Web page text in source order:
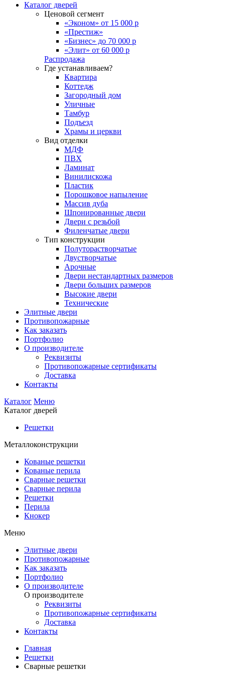
Каталог дверей
Ценовой сегмент
«Эконом» от 15 000 р
«Престиж»
«Бизнес» до 70 000 р
«Элит» от 60 000 р
Распродажа
Где устанавливаем?
Квартира
Коттедж
Загородный дом
Уличные
Тамбур
Подъезд
Храмы и церкви
Вид отделки
МДФ
ПВХ
Ламинат
Винилискожа
Пластик
Порошковое напыление
Массив дуба
Шпонированные двери
Двери с резьбой
Филенчатые двери
Тип конструкции
Полуторастворчатые
Двустворчатые
Арочные
Двери нестандартных размеров
Двери больших размеров
Высокие двери
Технические
Элитные двери
Противопожарные
Как заказать
Портфолио
О производителе
Реквизиты
Противопожарные сертификаты
Доставка
Контакты
Каталог Меню
Каталог дверей
Решетки
Металлоконструкции
Кованые решетки
Кованые перила
Сварные решетки
Сварные перила
Решетки
Перила
Кнокер
Меню
Элитные двери
Противопожарные
Как заказать
Портфолио
О производителе
О производителе
Реквизиты
Противопожарные сертификаты
Доставка
Контакты
Главная
Решетки
Сварные решетки